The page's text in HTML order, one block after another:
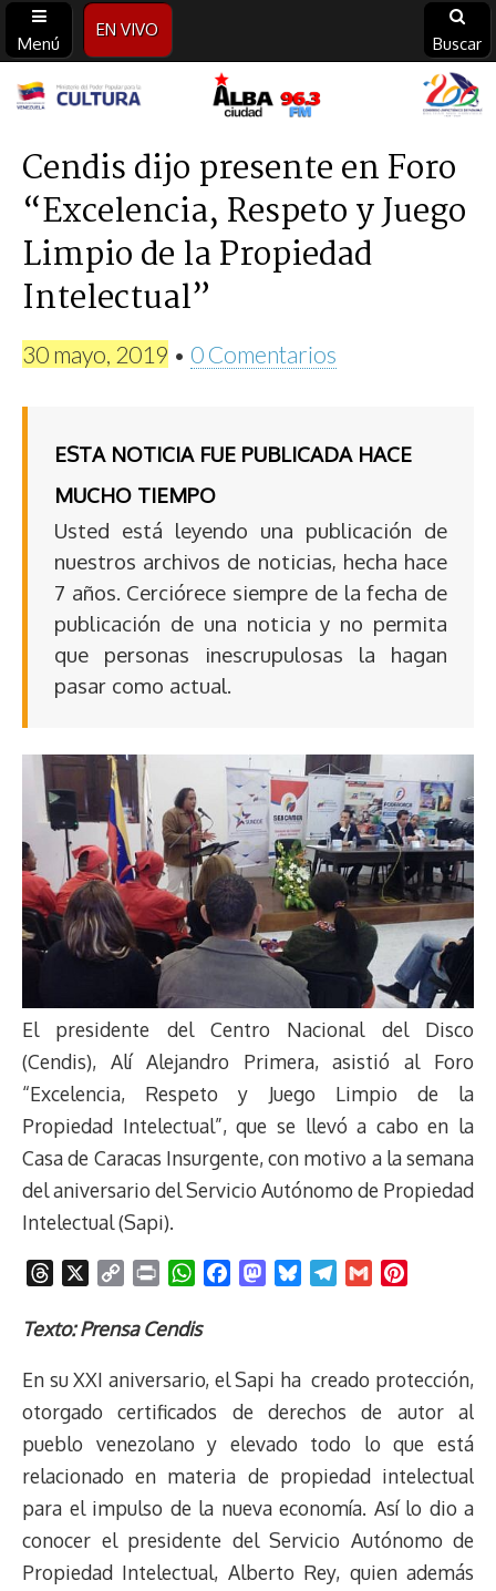
Menú
EN VIVO
Buscar
Alba
Ciudad
96.3
FM
Cendis dijo presente en Foro
“Excelencia, Respeto y Juego
Limpio de la Propiedad
Intelectual”
30 mayo, 2019 • 0 Comentarios
ESTA NOTICIA FUE PUBLICADA HACE
MUCHO TIEMPO
Usted está leyendo una publicación de
nuestros archivos de noticias, hecha hace
7 años. Cerciórece siempre de la fecha de
publicación de una noticia y no permita
que personas inescrupulosas la hagan
pasar como actual.
El presidente del Centro Nacional del Disco
(Cendis), Alí Alejandro Primera, asistió al Foro
“Excelencia, Respeto y Juego Limpio de la
Propiedad Intelectual”, que se llevó a cabo en la
Casa de Caracas Insurgente, con motivo a la semana
del aniversario del Servicio Autónomo de Propiedad
Intelectual (Sapi).
r
a
d
s
p
L
i
k
i
t
W
a
s
A
b
o
k
M
o
d
n
k
g
r
a
m
e
r
s
t
Texto: Prensa Cendis
En su XXI aniversario, el Sapi ha creado protección,
otorgado certificados de derechos de autor al
pueblo venezolano y elevado todo lo que está
relacionado en materia de propiedad intelectual
para el impulso de la nueva economía. Así lo dio a
conocer el presidente del Servicio Autónomo de
Propiedad Intelectual, Alberto Rey, quien además